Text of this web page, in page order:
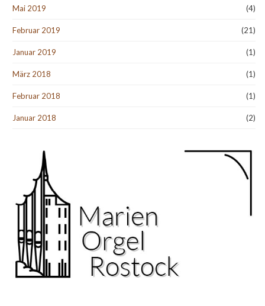
Mai 2019 (4)
Februar 2019 (21)
Januar 2019 (1)
März 2018 (1)
Februar 2018 (1)
Januar 2018 (2)